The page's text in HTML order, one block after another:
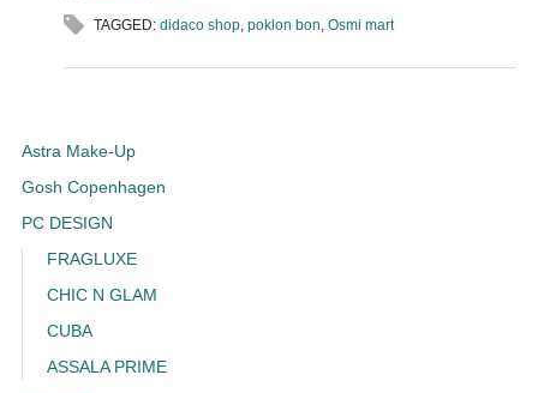
TAGGED: didaco shop, poklon bon, Osmi mart
Astra Make-Up
Gosh Copenhagen
PC DESIGN
FRAGLUXE
CHIC N GLAM
CUBA
ASSALA PRIME